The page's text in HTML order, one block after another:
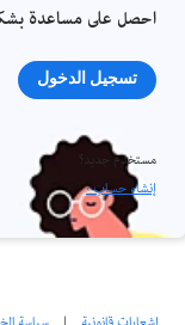
احصل على مساعدة
تسجيل الدخول
مستخدم جديد؟
إنشاء حساب ›